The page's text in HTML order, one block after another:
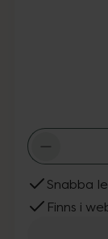
Snabba
Finns i